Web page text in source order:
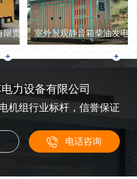
限责任公司电源车
室外景观静音箱柴油发电
力设备有限公司
机组行业标杆，信誉保证
电话咨询